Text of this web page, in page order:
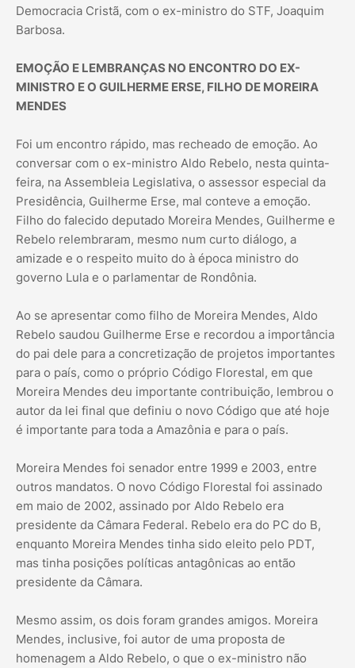
Democracia Cristã, com o ex-ministro do STF, Joaquim
Barbosa.
EMOÇÃO E LEMBRANÇAS NO ENCONTRO DO EX-
MINISTRO E O GUILHERME ERSE, FILHO DE MOREIRA
MENDES
Foi um encontro rápido, mas recheado de emoção. Ao
conversar com o ex-ministro Aldo Rebelo, nesta quinta-
feira, na Assembleia Legislativa, o assessor especial da
Presidência, Guilherme Erse, mal conteve a emoção.
Filho do falecido deputado Moreira Mendes, Guilherme e
Rebelo relembraram, mesmo num curto diálogo, a
amizade e o respeito muito do à época ministro do
governo Lula e o parlamentar de Rondônia.
Ao se apresentar como filho de Moreira Mendes, Aldo
Rebelo saudou Guilherme Erse e recordou a importância
do pai dele para a concretização de projetos importantes
para o país, como o próprio Código Florestal, em que
Moreira Mendes deu importante contribuição, lembrou o
autor da lei final que definiu o novo Código que até hoje
é importante para toda a Amazônia e para o país.
Moreira Mendes foi senador entre 1999 e 2003, entre
outros mandatos. O novo Código Florestal foi assinado
em maio de 2002, assinado por Aldo Rebelo era
presidente da Câmara Federal. Rebelo era do PC do B,
enquanto Moreira Mendes tinha sido eleito pelo PDT,
mas tinha posições políticas antagônicas ao então
presidente da Câmara.
Mesmo assim, os dois foram grandes amigos. Moreira
Mendes, inclusive, foi autor de uma proposta de
homenagem a Aldo Rebelo, o que o ex-ministro não